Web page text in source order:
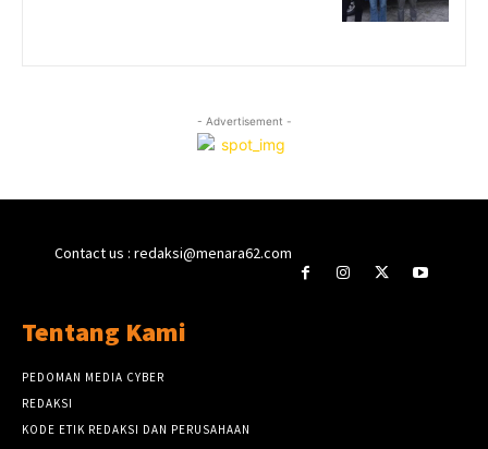
- Advertisement -
Contact us : redaksi@menara62.com
Tentang Kami
PEDOMAN MEDIA CYBER
REDAKSI
KODE ETIK REDAKSI DAN PERUSAHAAN